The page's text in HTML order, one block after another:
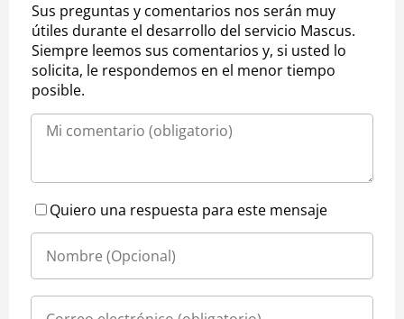
Sus preguntas y comentarios nos serán muy
útiles durante el desarrollo del servicio Mascus.
Siempre leemos sus comentarios y, si usted lo
solicita, le respondemos en el menor tiempo
posible.
Quiero una respuesta para este mensaje